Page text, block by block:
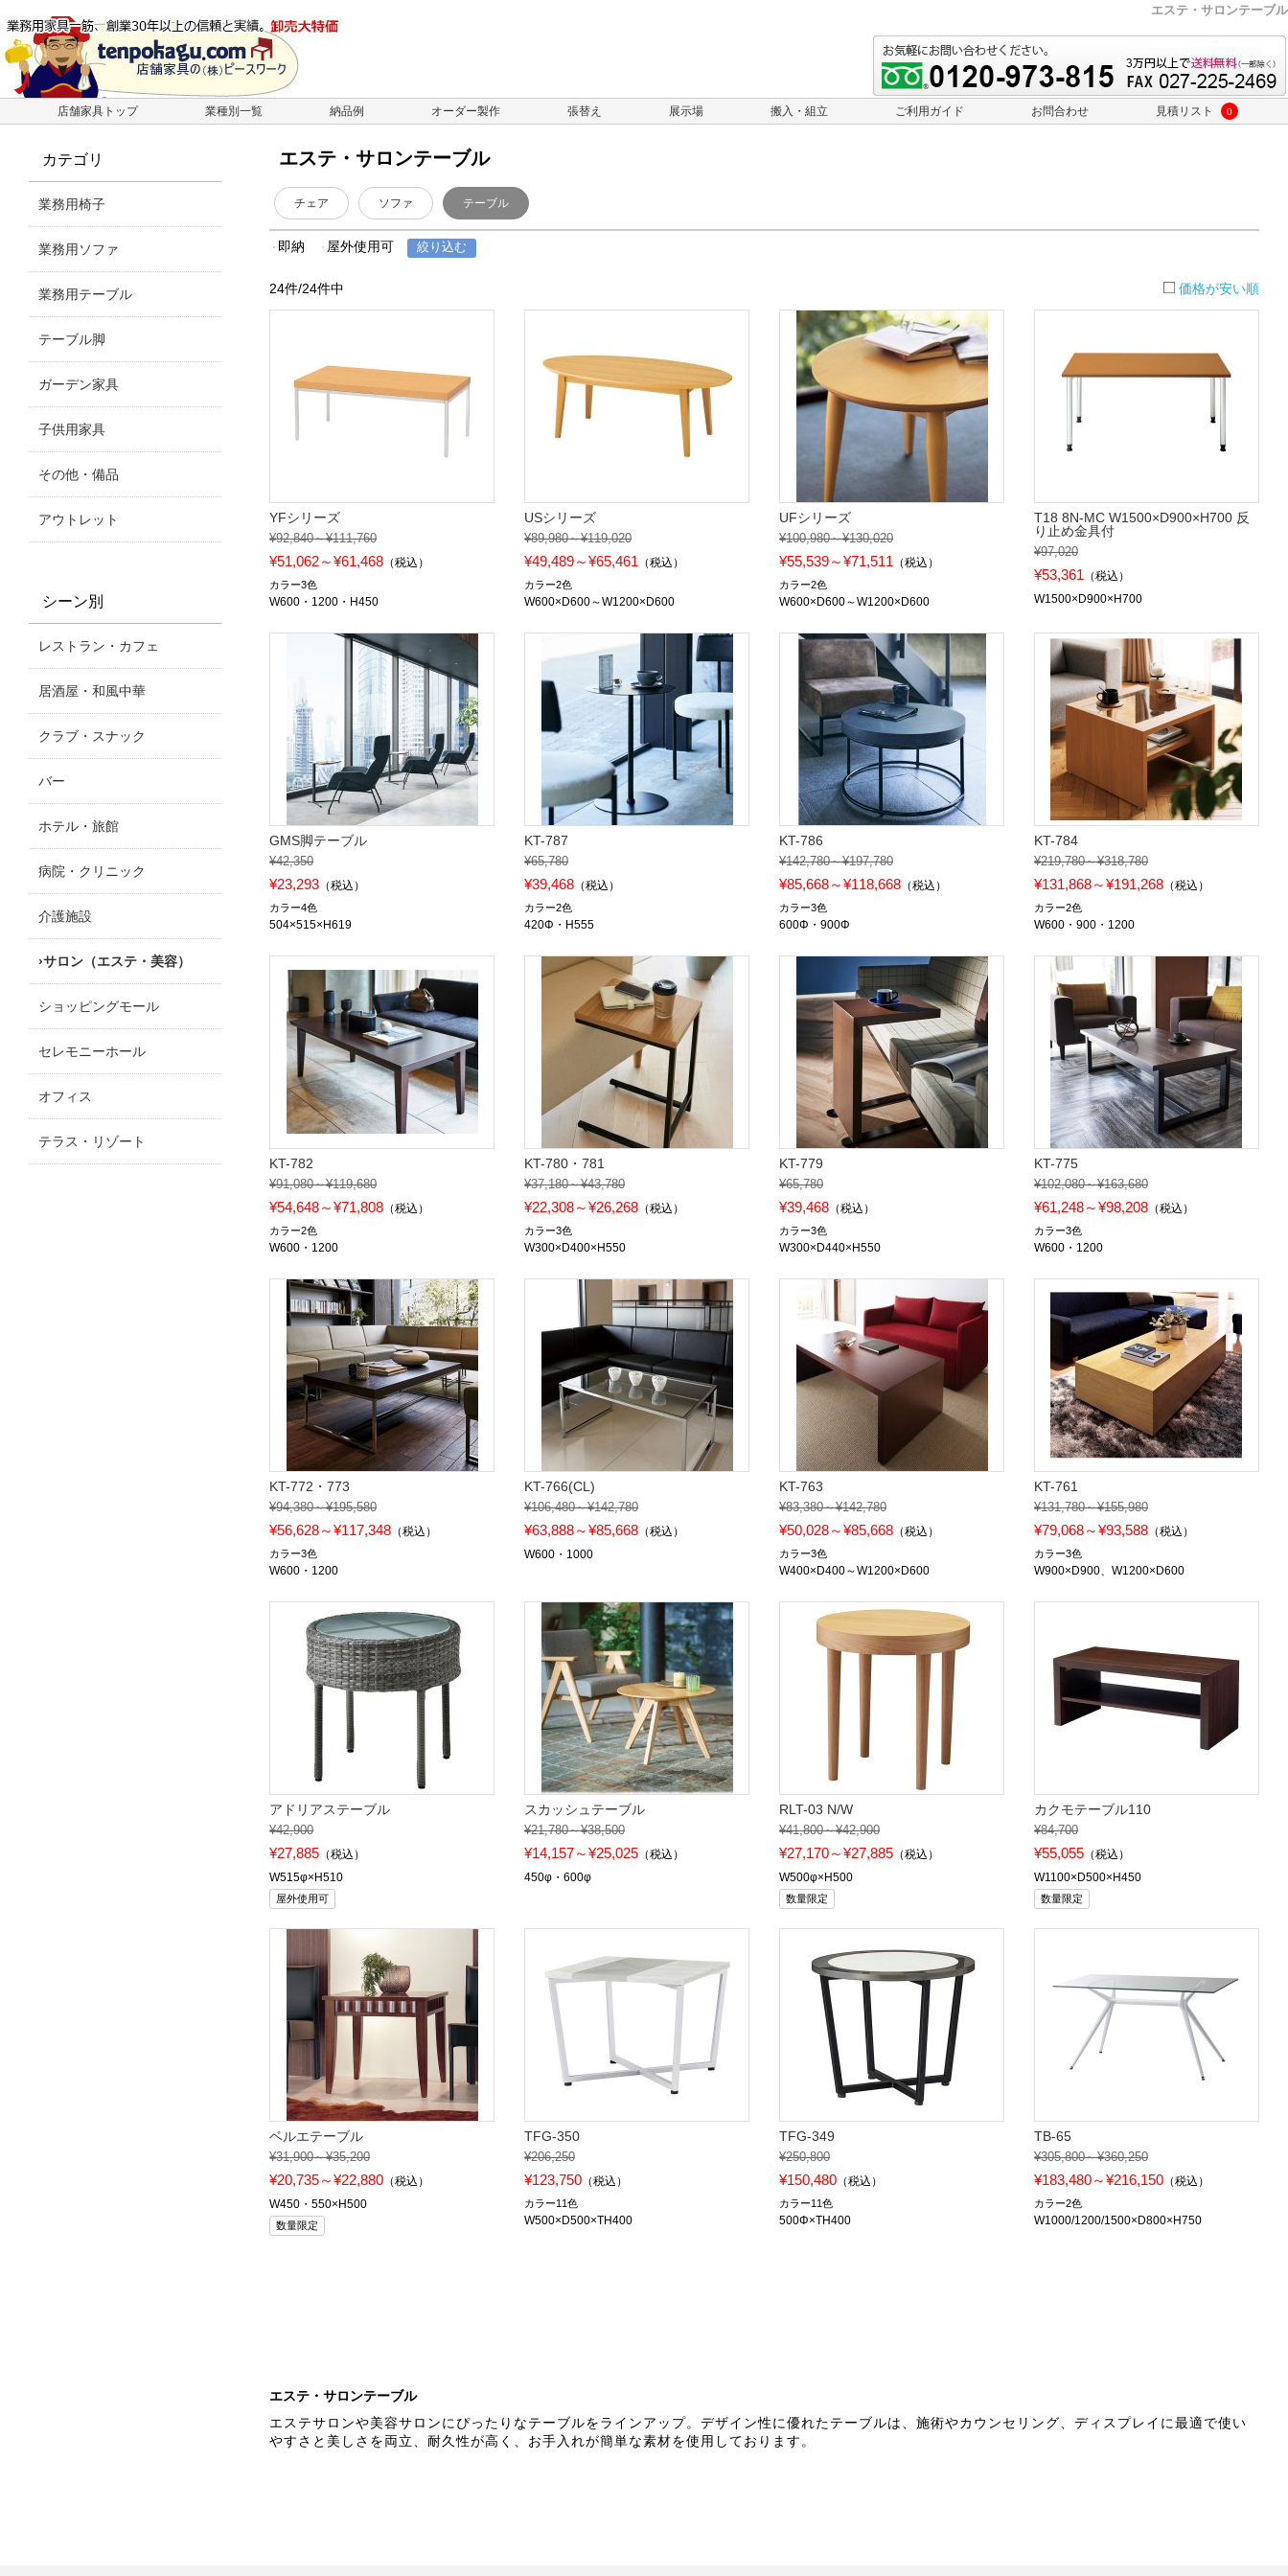
エステ・サロンテーブル
店舗家具トップ 業種別一覧 納品例 オーダー製作 張替え 展示場 搬入・組立 ご利用ガイド お問合わせ 見積リスト 0
エステ・サロンテーブル
チェア ソファ テーブル
即納 屋外使用可
24件/24件中 価格が安い順
YFシリーズ
¥92,840～¥111,760
¥51,062～¥61,468 （税込）
カラー3色
W600・1200・H450
USシリーズ
¥89,980～¥119,020
¥49,489～¥65,461 （税込）
カラー2色
W600×D600～W1200×D600
UFシリーズ
¥100,980～¥130,020
¥55,539～¥71,511 （税込）
カラー2色
W600×D600～W1200×D600
T18 8N-MC W1500×D900×H700 反
り止め金具付
¥97,020
¥53,361（税込）
W1500×D900×H700
GMS脚テーブル
¥42,350
¥23,293 （税込）
カラー4色
504×515×H619
KT-787
¥65,780
¥39,468 （税込）
カラー2色
420Φ・H555
KT-786
¥142,780～¥197,780
¥85,668～¥118,668 （税込）
カラー3色
600Φ・900Φ
KT-784
¥219,780～¥318,780
¥131,868～¥191,268（税込）
カラー2色
W600・900・1200
KT-782
¥91,080～¥119,680
¥54,648～¥71,808 （税込）
カラー2色
W600・1200
KT-780・781
¥37,180～¥43,780
¥22,308～¥26,268 （税込）
カラー3色
W300×D400×H550
KT-779
¥65,780
¥39,468 （税込）
カラー3色
W300×D440×H550
KT-775
¥102,080～¥163,680
¥61,248～¥98,208（税込）
カラー3色
W600・1200
KT-772・773
¥94,380～¥195,580
¥56,628～¥117,348 （税込）
カラー3色
W600・1200
KT-766(CL)
¥106,480～¥142,780
¥63,888～¥85,668 （税込）
W600・1000
KT-763
¥83,380～¥142,780
¥50,028～¥85,668 （税込）
カラー3色
W400×D400～W1200×D600
KT-761
¥131,780～¥155,980
¥79,068～¥93,588（税込）
カラー3色
W900×D900、W1200×D600
アドリアステーブル
¥42,900
¥27,885 （税込）
W515φ×H510
屋外使用可
スカッシュテーブル
¥21,780～¥38,500
¥14,157～¥25,025 （税込）
450φ・600φ
RLT-03 N/W
¥41,800～¥42,900
¥27,170～¥27,885 （税込）
W500φ×H500
数量限定
カクモテーブル110
¥84,700
¥55,055（税込）
W1100×D500×H450
数量限定
ベルエテーブル
¥31,900～¥35,200
¥20,735～¥22,880 （税込）
W450・550×H500
数量限定
TFG-350
¥206,250
¥123,750 （税込）
カラー11色
W500×D500×TH400
TFG-349
¥250,800
¥150,480 （税込）
カラー11色
500Φ×TH400
TB-65
¥305,800～¥360,250
¥183,480～¥216,150（税込）
カラー2色
W1000/1200/1500×D800×H750
エステ・サロンテーブル
エステサロンや美容サロンにぴったりなテーブルをラインアップ。デザイン性に優れたテーブルは、施術やカウンセリング、ディスプレイに最適で使い
やすさと美しさを両立、耐久性が高く、お手入れが簡単な素材を使用しております。
カテゴリ
業務用椅子
業務用ソファ
業務用テーブル
テーブル脚
ガーデン家具
子供用家具
その他・備品
アウトレット
シーン別
レストラン・カフェ
居酒屋・和風中華
クラブ・スナック
バー
ホテル・旅館
病院・クリニック
介護施設
サロン（エステ・美容）
ショッピングモール
セレモニーホール
オフィス
テラス・リゾート